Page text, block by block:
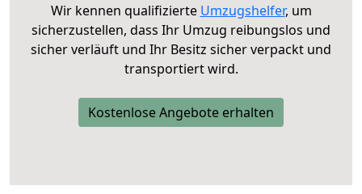
Wir kennen qualifizierte Umzugshelfer, um
sicherzustellen, dass Ihr Umzug reibungslos und
sicher verläuft und Ihr Besitz sicher verpackt und
transportiert wird.
Kostenlose Angebote erhalten